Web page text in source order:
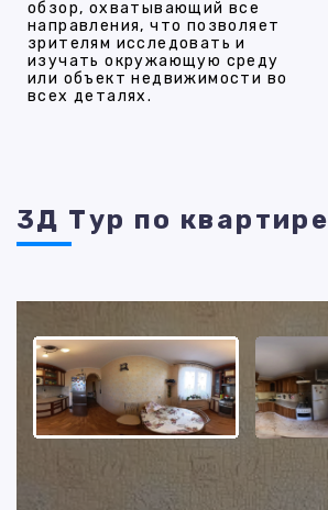
обзор, охватывающий все
направления, что позволяет
зрителям исследовать и
изучать окружающую среду
или объект недвижимости во
всех деталях.
3Д Тур по квартире